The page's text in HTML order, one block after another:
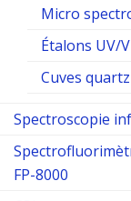
Micro
Étalons UV/
Cuves
Spectroscopie
FP-8000